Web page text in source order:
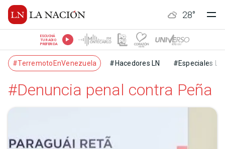
28°
ESCUCHÁ
TU RADIO
PREFERIDA
#TerremotoEnVenezuela #Hacedores LN #Especiales LN
#Denuncia penal contra Peña